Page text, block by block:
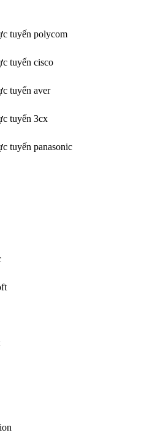
tuyến polycom
tuyến cisco
tuyến aver
tuyến 3cx
tuyến panasonic